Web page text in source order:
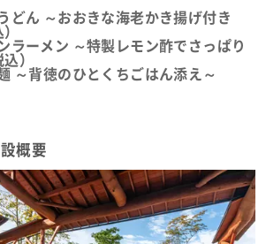
どん ～おおきな海老かき揚げ付き
ラーメン ～特製レモン酢でさっぱり
）
～背徳のひとくちごはん添え～
概要